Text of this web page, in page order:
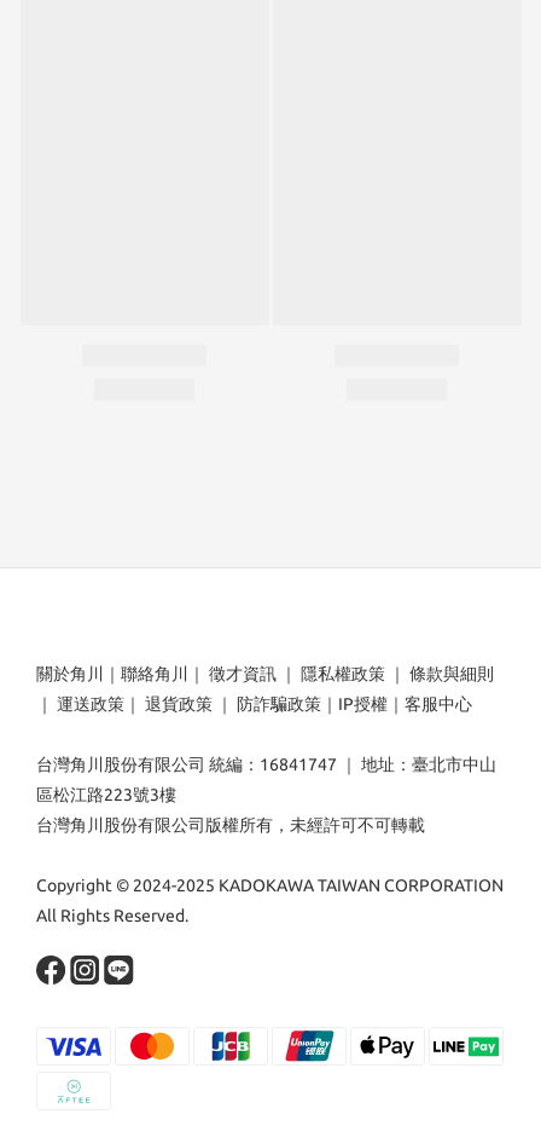
關於角川 ｜ 聯絡角川 ｜ 徵才資訊 ｜ 隱私權政策 ｜ 條款與細則
｜ 運送政策 ｜ 退貨政策 ｜ 防詐騙政策 ｜ IP授權 ｜ 客服中心
台灣角川股份有限公司 統編：16841747 ｜ 地址：臺北市中山
區松江路223號3樓
台灣角川股份有限公司版權所有，未經許可不可轉載
Copyright © 2024-2025 KADOKAWA TAIWAN CORPORATION
All Rights Reserved.